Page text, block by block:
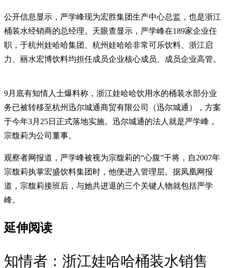
公开信息显示，严学峰现为宏胜集团生产中心总监，也是浙江
桶装水经销商的总经理。天眼查显示，严学峰在189家企业任
职，于杭州娃哈哈集团、杭州娃哈哈非常可乐饮料、浙江启
力、丽水宏博饮料均担任成员企业核心成员、成员企业高管。
9月底有知情人士爆料称，浙江娃哈哈饮用水的桶装水部分业
务已被转移至杭州迅尔城通商贸有限公司（迅尔城通），方案
于今年3月25日正式落地实施。迅尔城通的法人就是严学峰，
宗馥莉为公司董事。
观察者网报道，严学峰被视为宗馥莉的“心腹”干将，自2007年
宗馥莉执掌宏盛饮料集团时，他便进入管理层。据凤凰网报
道，宗馥莉接班后，与她共进退的三个关键人物就包括严学
峰。
延伸阅读
知情者：浙江娃哈哈桶装水销售